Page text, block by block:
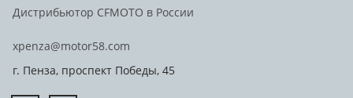
Дистрибьютор CFMOTO в России
xpenza@motor58.com
г. Пенза, проспект Победы, 45